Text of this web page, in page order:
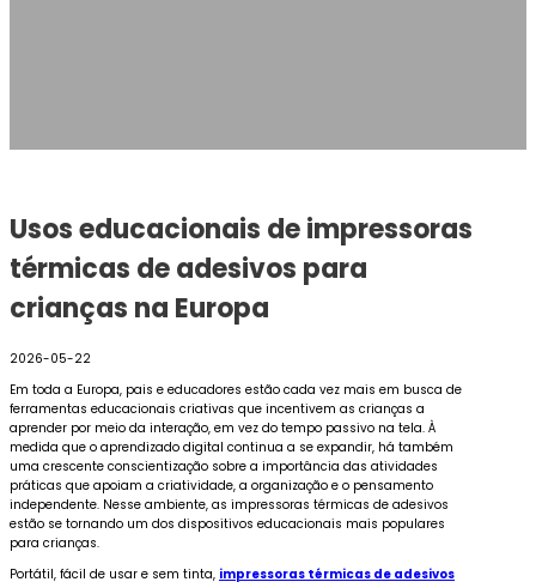
Usos educacionais de impressoras
térmicas de adesivos para
crianças na Europa
2026-05-22
Em toda a Europa, pais e educadores estão cada vez mais em busca de
ferramentas educacionais criativas que incentivem as crianças a
aprender por meio da interação, em vez do tempo passivo na tela. À
medida que o aprendizado digital continua a se expandir, há também
uma crescente conscientização sobre a importância das atividades
práticas que apoiam a criatividade, a organização e o pensamento
independente. Nesse ambiente, as impressoras térmicas de adesivos
estão se tornando um dos dispositivos educacionais mais populares
para crianças.
Portátil, fácil de usar e sem tinta, impressoras térmicas de adesivos